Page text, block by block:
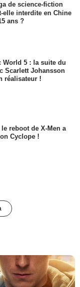
de science-fiction
elle interdite en Chine
ans ?
World 5 : la suite du
Scarlett Johansson
réalisateur !
le reboot de X-Men a
Cyclope !